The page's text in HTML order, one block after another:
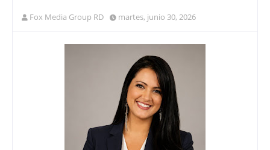
Fox Media Group RD martes, junio 30, 2026